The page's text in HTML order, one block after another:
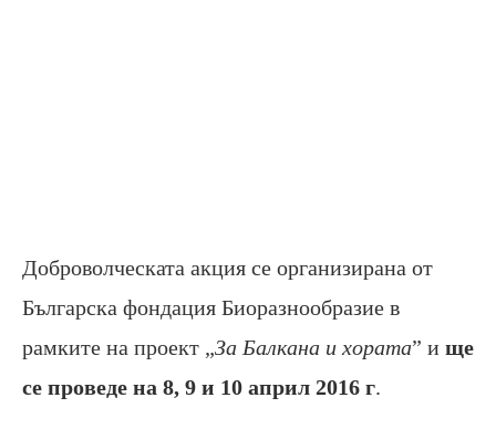
Доброволческата акция се организирана от
Българска фондация Биоразнообразие в
рамките на проект „За Балкана и хората” и ще
се проведе на 8, 9 и 10 април 2016 г.